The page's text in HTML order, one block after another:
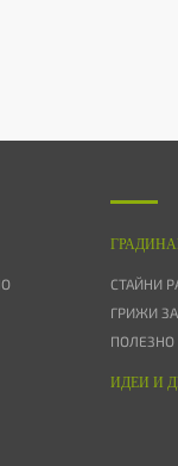
СТАЙНИ
ГРИЖИ
ПОЛЕЗНО
ИДЕИ И